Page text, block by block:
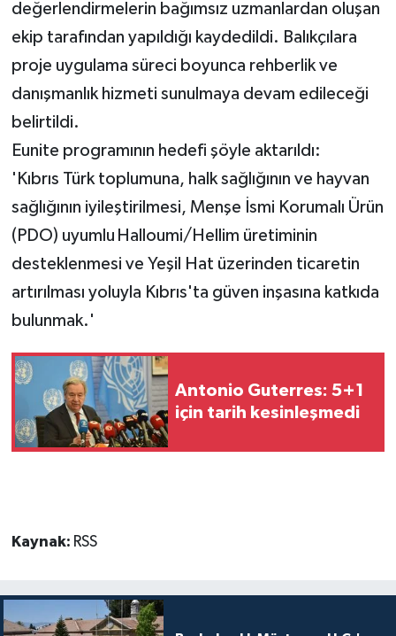
değerlendirmelerin bağımsız uzmanlardan oluşan
ekip tarafından yapıldığı kaydedildi. Balıkçılara
proje uygulama süreci boyunca rehberlik ve
danışmanlık hizmeti sunulmaya devam edileceği
belirtildi.
Eunite programının hedefi şöyle aktarıldı:
'Kıbrıs Türk toplumuna, halk sağlığının ve hayvan
sağlığının iyileştirilmesi, Menşe İsmi Korumalı Ürün
(PDO) uyumlu Halloumi/Hellim üretiminin
desteklenmesi ve Yeşil Hat üzerinden ticaretin
artırılması yoluyla Kıbrıs'ta güven inşasına katkıda
bulunmak.'
Antonio Guterres: 5+1
için tarih kesinleşmedi
Kaynak: RSS